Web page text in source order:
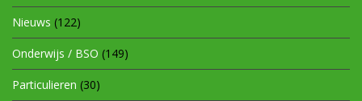
Nieuws (122)
Onderwijs / BSO (149)
Particulieren (30)